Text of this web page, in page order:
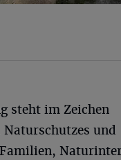
steht im Zeichen
und